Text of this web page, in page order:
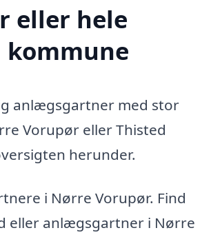
eller hele
kommune
anlægsgartner med stor
Vorupør eller Thisted
herunder.
i Nørre Vorupør. Find
eller anlægsgartner i Nørre